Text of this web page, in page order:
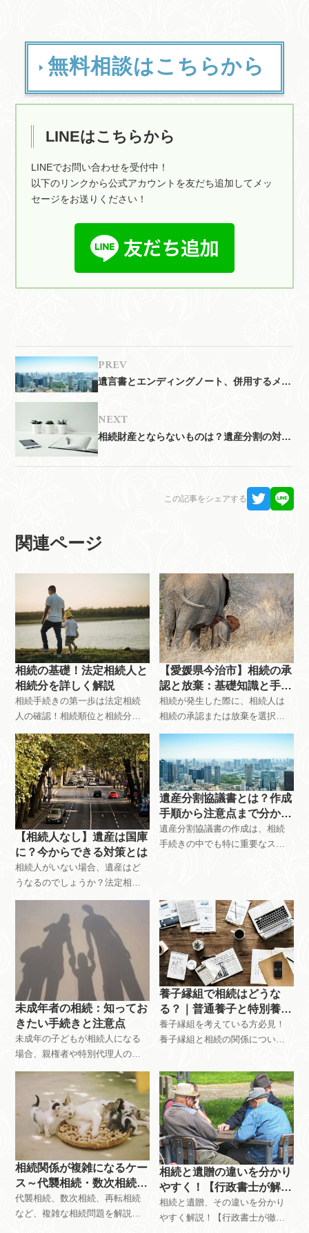
無料相談はこちらから
LINEはこちらから
LINEでお問い合わせを受付中！
以下のリンクから公式アカウントを友だち追加してメッ
セージをお送りください！
遺言書とエンディングノート、併用するメリ
相続財産とならないものは？遺産分割の対象
この記事をシェアする
関連ページ
相続の基礎！法定相続人と
相続分を詳しく解説
相続手続きの第一歩は法定相続
人の確認！相続順位と相続分で
治市の行政書士がわかりやすく
解説。相続人の確定方法など、
相続手続きに必要な情報が満載
です。愛媛県今治市で相続のご
相談なら、行政書士佐伯和亮事
務所へ。
【愛媛県今治市】相続の承
認と放棄：基礎知識と手続
きをわかりやすく解説
相続が発生した際に、相続人は
相続の承認または放棄を選択す
相続放棄・限定承認の違い、手
続き、注意点などをわかりやす
く解説します。愛媛県今治市で
相続に関するお悩みは、行政書
士佐伯和亮事務所へご相談くだ
さい。
【相続人なし】遺産は国庫
に？今からできる対策とは
相続人がいない場合、遺産はど
うなるのでしょうか？法定相続
廃除など、相続人がいない場合
の財産の行方と今からできる対
策、注意点などをわかりやすく
解説します。愛媛県今治市で相
続のご相談なら、行政書士佐伯
和亮事務所へ。
遺産分割協議書とは？作成
手順から注意点まで分かり
やすく解説
遺産分割協議書の作成は、相続
手続きの中でも特に重要なステ
まとめた遺産分割協議書の作成
方法について、具体的な手順を
踏まえて分かりやすく解説して
います。愛媛県今治市の相続相
談は行政書士佐伯和亮事務所ま
で。
未成年者の相続：知ってお
きたい手続きと注意点
未成年の子どもが相続人になる
場合、親権者や特別代理人の選
えて特別な配慮が必要です。特
別代理人の必要性や選任方法な
ど、未成年者の相続手続きを詳
しく解説し、未成年者の相続手
続きをスムーズに進めるお手伝
いをします。
養子縁組で相続はどうな
る？｜普通養子と特別養子
の違い、相続税、手続きを
解説
養子縁組を考えている方必見！
養子縁組と相続の関係につい
組に関する疑問を解消し、最適
な選択をサポートします。愛媛
県今治市で相続の相談は、行政
書士佐伯和亮事務所まで、お気
軽に無料相談をご利用くださ
い。
相続関係が複雑になるケー
ス～代襲相続・数次相続・
再転相続～
代襲相続、数次相続、再転相続
など、複雑な相続問題を解説。
相続と遺贈の違いを分かり
やすく！【行政書士が解
説】
相続と遺贈、その違いを分かり
やすく解説！【行政書士が徹底